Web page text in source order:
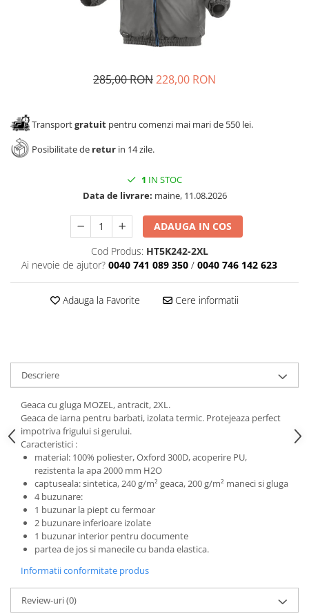
Solutii de curatat & adezivi
285,00 RON228,00 RON
Transportgratuit pentru comenzi mai mari de 550 lei.
Posibilitate de retur in 14 zile.
1 IN STOC
Data de livrare: maine, 11.08.2026
ADAUGA IN COS
Cod Produs: HT5K242-2XL
Ai nevoie de ajutor? 0040 741 089 350 / 0040 746 142 623
Adauga la Favorite Cere informatii
Descriere
Geaca cu gluga MOZEL, antracit, 2XL.
Geaca de iarna pentru barbati, izolata termic. Protejeaza perfect
impotriva frigului si gerului.
Caracteristici :
material: 100% poliester, Oxford 300D, acoperire PU,
rezistenta la apa 2000 mm H2O
captuseala: sintetica, 240 g/m² geaca, 200 g/m² maneci si gluga
4 buzunare:
1 buzunar la piept cu fermoar
2 buzunare inferioare izolate
1 buzunar interior pentru documente
partea de jos si manecile cu banda elastica.
Informatii conformitate produs
Review-uri(0)